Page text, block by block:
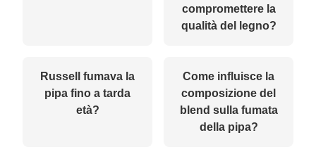
compromettere la
qualità del legno?
Russell fumava la
pipa fino a tarda
età?
Come influisce la
composizione del
blend sulla fumata
della pipa?